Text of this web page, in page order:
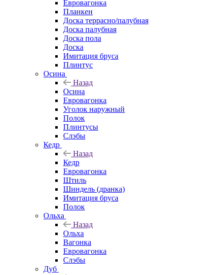
Евровагонка
Планкен
Доска террасно/палубная
Доска палубная
Доска пола
Доска
Имитация бруса
Плинтус
Осина
Назад
Осина
Евровагонка
Уголок наружный
Полок
Плинтусы
Слэбы
Кедр
Назад
Кедр
Евровагонка
Штиль
Шиндель (дранка)
Имитация бруса
Полок
Ольха
Назад
Ольха
Вагонка
Евровагонка
Слэбы
Дуб